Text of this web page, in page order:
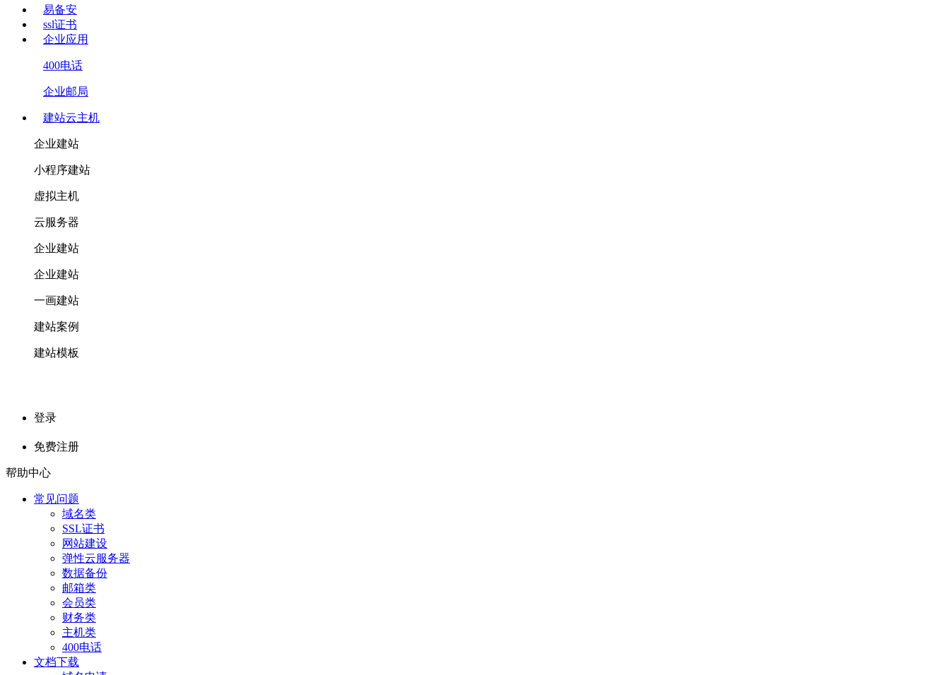
易备安
ssl证书
企业应用
400电话
企业邮局
建站云主机
企业建站
小程序建站
虚拟主机
云服务器
企业建站
企业建站
一画建站
建站案例
建站模板
登录
免费注册
帮助中心
常见问题
域名类
SSL证书
网站建设
弹性云服务器
数据备份
邮箱类
会员类
财务类
主机类
400电话
文档下载